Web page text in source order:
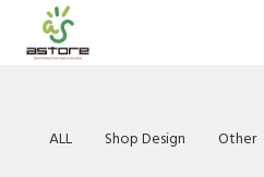
ALL Shop Design Other